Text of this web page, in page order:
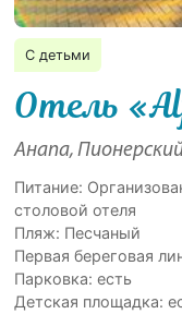
С детьми
Отель
Анапа,
Питание:
столовой отеля
Пляж: Песчаный
Первая береговая
Парковка: есть
Детская площадка: